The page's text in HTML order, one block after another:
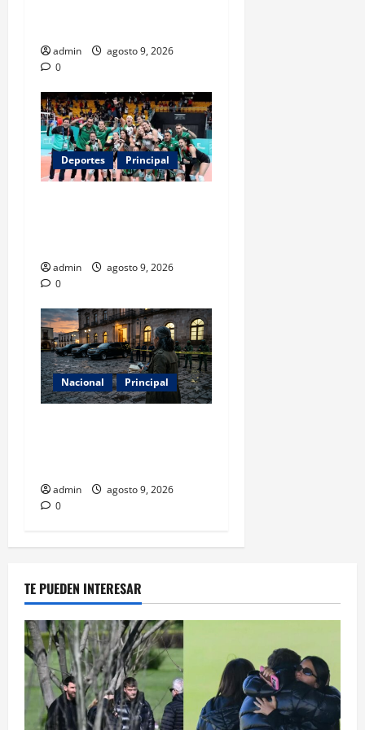
admin
agosto 9, 2026
0
Deportes Principal
admin
agosto 9, 2026
0
Nacional Principal
admin
agosto 9, 2026
0
TE PUEDEN INTERESAR